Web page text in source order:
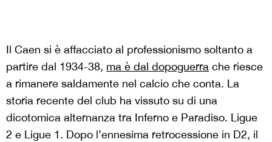
Il Caen si è affacciato al professionismo soltanto a
partire dal 1934-38, ma è dal dopoguerra che riesce
a rimanere saldamente nel calcio che conta. La
storia recente del club ha vissuto su di una
dicotomica alternanza tra Inferno e Paradiso. Ligue
2 e Ligue 1. Dopo l’ennesima retrocessione in D2, il